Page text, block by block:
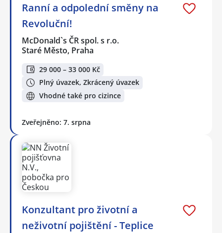
Ranní a odpolední směny na
Revoluční!
McDonald`s ČR spol. s r.o.
Staré Město, Praha
29 000 – 33 000 Kč
Plný úvazek, Zkrácený úvazek
Vhodné také pro cizince
Zveřejněno: 7. srpna
Konzultant pro životní a
neživotní pojištění - Teplice